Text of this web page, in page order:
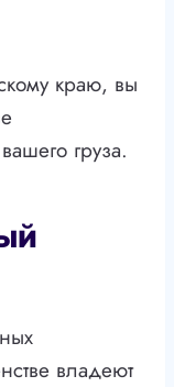
краю, вы
груза.
владеют